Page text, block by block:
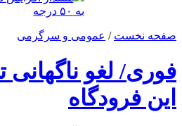
به ۵۰ درجه
صفحه نخست / عمومی و سرگرمی
فوری/ لغو ناگهانی
این فرودگاه